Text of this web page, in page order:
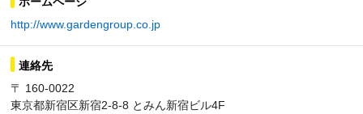
http://www.gardengroup.co.jp
連絡先
〒 160-0022
東京都新宿区新宿2-8-8 とみん新宿ビル4F